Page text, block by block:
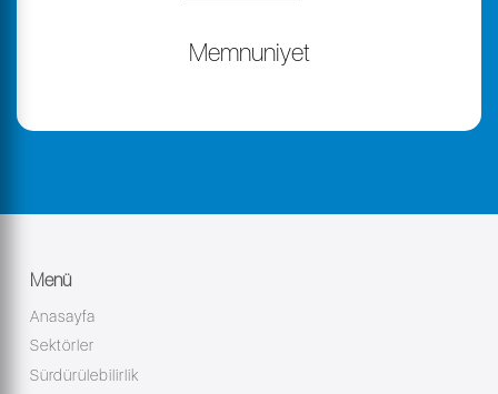
Memnuniyet
Menü
Anasayfa
Sektörler
Sürdürülebilirlik